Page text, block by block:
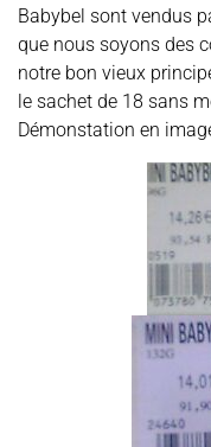
Babybel sont vendus
que nous soyons des
notre bon vieux
le sachet de 18 sans
Démonstation en